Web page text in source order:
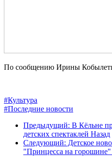
По сообщению Ирины
#Культура
#Последние новости
Предыдущий: В Кёльне
детских спектаклей Назад
Следующий: Детское
"Принцесса на